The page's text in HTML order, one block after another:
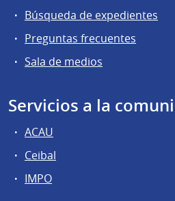
Búsqueda de expedientes
Preguntas frecuentes
Sala de medios
Servicios a la
ACAU
Ceibal
IMPO